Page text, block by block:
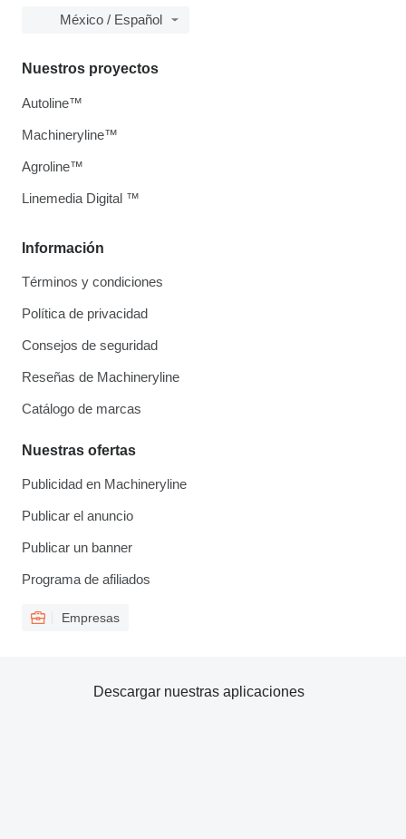
México / Español
Información
Términos y condiciones
Política de privacidad
Consejos de seguridad
Reseñas de Machineryline
Catálogo de marcas
Nuestras ofertas
Publicidad en Machineryline
Publicar el anuncio
Publicar un banner
Programa de afiliados
Empresas
Nuestros proyectos
Autoline™
Machineryline™
Agroline™
Linemedia Digital ™
Descargar nuestras aplicaciones